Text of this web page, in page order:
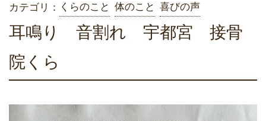
カテゴリ： くらのこと 体のこと 喜びの声
耳鳴り 音割れ 宇都宮 接骨
院くら